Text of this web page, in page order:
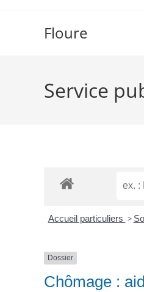
Floure
Service
Accueil particuliers >
Dossier
Chômage :